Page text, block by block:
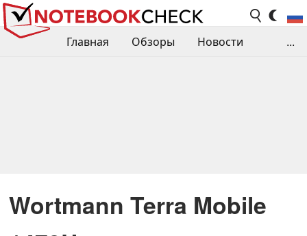
Главная Обзоры
Новости
...
Wortmann Terra Mobile